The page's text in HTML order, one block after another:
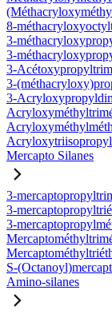
8-
3-
3-
3-
3-
3-
Mercapto Silanes
3-
3-
3-
S-
Amino-silanes